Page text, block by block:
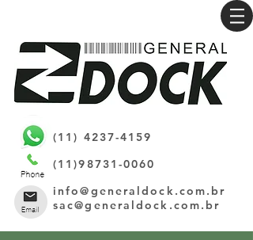
(11) 4237-4159
(11)98731-0060
info@generaldock.com.br
sac@generaldock.com.br